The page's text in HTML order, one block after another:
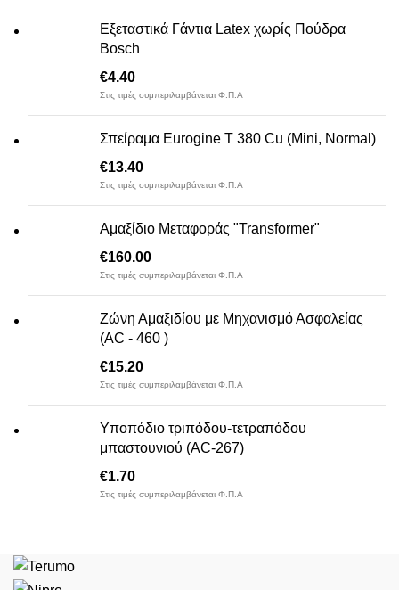
Εξεταστικά Γάντια Latex χωρίς Πούδρα
Bosch
€4.40
Στις τιμές συμπεριλαμβάνεται Φ.Π.Α
Σπείραμα Eurogine Τ 380 Cu (Mini, Normal)
€13.40
Στις τιμές συμπεριλαμβάνεται Φ.Π.Α
Αμαξίδιο Μεταφοράς "Transformer"
€160.00
Στις τιμές συμπεριλαμβάνεται Φ.Π.Α
Ζώνη Αμαξιδίου με Μηχανισμό Ασφαλείας
(AC - 460 )
€15.20
Στις τιμές συμπεριλαμβάνεται Φ.Π.Α
Υποπόδιο τριπόδου-τετραπόδου
μπαστουνιού (AC-267)
€1.70
Στις τιμές συμπεριλαμβάνεται Φ.Π.Α